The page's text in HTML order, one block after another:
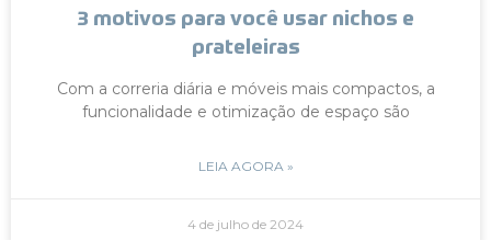
3 motivos para você usar nichos e
prateleiras
Com a correria diária e móveis mais compactos, a
funcionalidade e otimização de espaço são
LEIA AGORA »
4 de julho de 2024